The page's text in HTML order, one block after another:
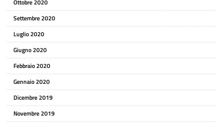
Ottobre 2020
Settembre 2020
Luglio 2020
Giugno 2020
Febbraio 2020
Gennaio 2020
Dicembre 2019
Novembre 2019